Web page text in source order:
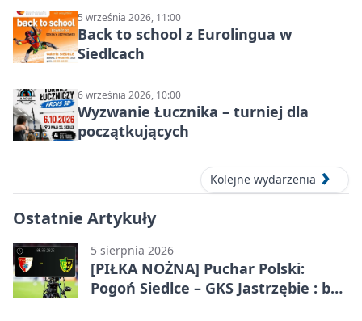
5 września 2026, 11:00
Back to school z Eurolingua w
Siedlcach
6 września 2026, 10:00
Wyzwanie Łucznika – turniej dla
początkujących
Kolejne wydarzenia
Ostatnie Artykuły
5 sierpnia 2026
[PIŁKA NOŻNA] Puchar Polski:
Pogoń Siedlce – GKS Jastrzębie : bez